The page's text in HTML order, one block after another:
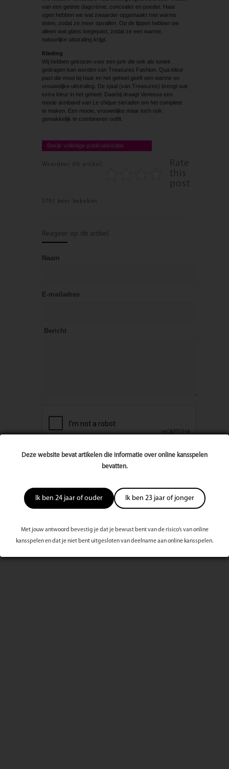
Deze website bevat artikelen die informatie over online kansspelen
bevatten.
Ik ben 24 jaar of ouder Ik ben 23 jaar of jonger
Met jouw antwoord bevestig je dat je bewust bent van de risico’s van online
kansspelen en dat je niet bent uitgesloten van deelname aan online kansspelen.
van een getinte dag­crème, concealer en poeder. Haar
ogen hebben we wat zwaarder opgemaakt met warme
tinten, zodat ze meer opvallen. Op de lippen hebben we
alleen wat glans toegepast, zodat ze een warme,
natuurlijke uitstraling krijgt.
Kleding
Wij hebben gekozen voor een jurk die ook als tuniek
gedragen kan worden van Treasures Fashion. Qua kleur
past die mooi bij haar en het geheel geeft een warme en
vrouwelijke uitstraling. De sjaal (van Treasures) brengt wat
extra kleur in het geheel. Daarbij draagt Venessa een
mooie armband van Le chique sieraden om het compleet
te maken. Een mooie, vrouwelijke maar toch ook
gemakkelijk te combineren outfit.
Bekijk volledige publicatie/editie
Waardeer dit artikel:
Rate
this
post
5791 keer bekeken
Reageer op dit artikel
Naam
E-mailadres
Bericht
Meest bekeken dit kwartaal